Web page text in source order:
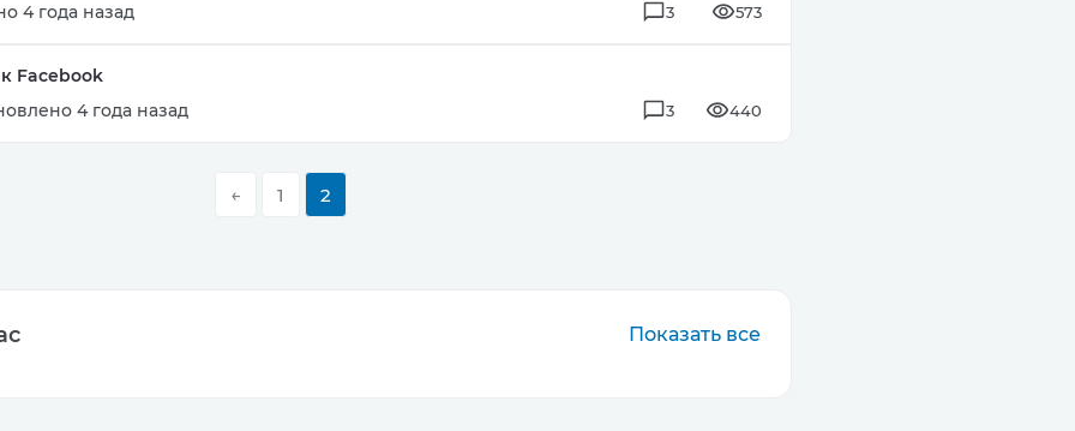
4 года назад 3 573
Facebook
4 года назад 3 440
← 1 2
Показать все